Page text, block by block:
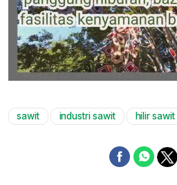
sawit industri sawit hilir sawit